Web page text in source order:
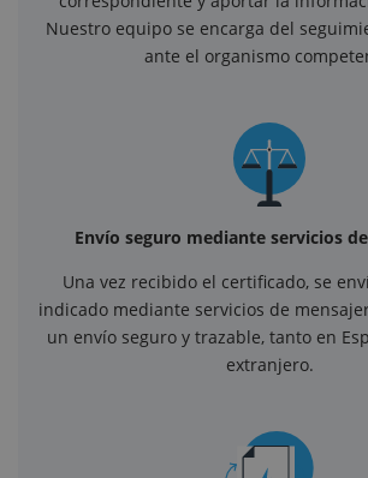
Nuestro equipo se encarga del
ante el organismo
Envío seguro mediante servicios
Una vez recibido el certificado, se
indicado mediante servicios de
un envío seguro y trazable, tanto en
extranjero.